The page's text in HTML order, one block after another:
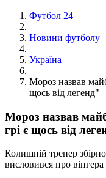
Футбол 24
Новини футболу
Україна
Мороз назвав
щось від легенд"
Мороз назвав
грі є щось від
Колишній тренер
висловився про